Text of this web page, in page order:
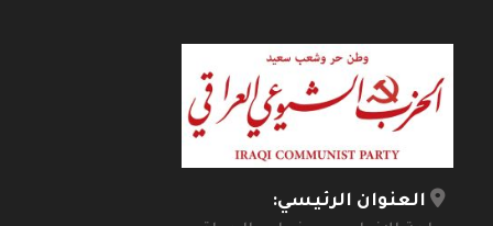
العنوان الرئيسي: